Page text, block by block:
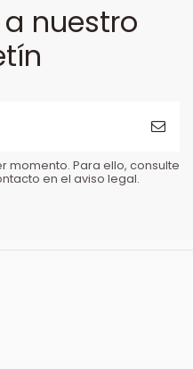
nuestro
momento. Para ello, consulte
en el aviso legal.